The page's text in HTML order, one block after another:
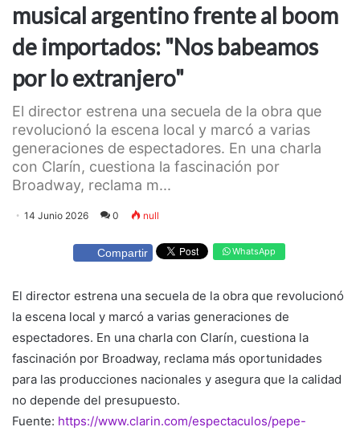
musical argentino frente al boom
de importados: "Nos babeamos
por lo extranjero"
El director estrena una secuela de la obra que
revolucionó la escena local y marcó a varias
generaciones de espectadores. En una charla
con Clarín, cuestiona la fascinación por
Broadway, reclama m...
14 Junio 2026 0 null
Compartir WhatsApp
El director estrena una secuela de la obra que revolucionó
la escena local y marcó a varias generaciones de
espectadores. En una charla con Clarín, cuestiona la
fascinación por Broadway, reclama más oportunidades
para las producciones nacionales y asegura que la calidad
no depende del presupuesto.
Fuente: https://www.clarin.com/espectaculos/pepe-